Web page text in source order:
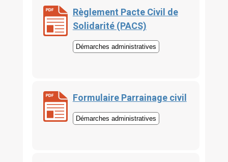
Règlement Pacte Civil de
Solidarité (PACS)
Démarches administratives
Formulaire Parrainage civil
Démarches administratives